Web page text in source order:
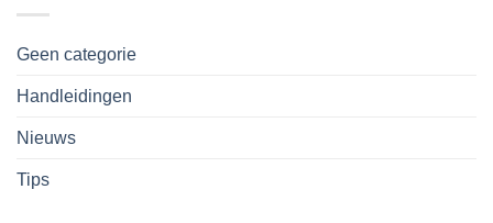
Geen categorie
Handleidingen
Nieuws
Tips